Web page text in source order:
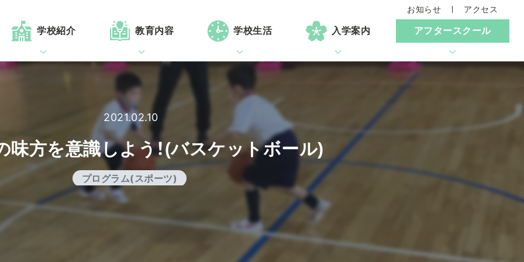
学校紹介 教育内容 学校生活 入学案内 アフタースクール
お知らせ アクセス
2021.02.10
味方を意識しよう！(バスケットボール)
プログラム(スポーツ)